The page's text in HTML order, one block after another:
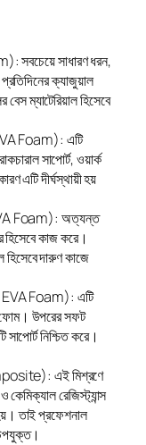
সবচেয়ে সাধারণ ধরন,
ক্যাজুয়াল
ম্যাটেরিয়াল হিসেবে
Foam): এটি
সাপোর্ট, ওয়ার্ক
এটি দীর্ঘস্থায়ী হয়
Foam): অত্যন্ত
হিসেবে কাজ করে।
হিসেবে দারুণ কাজে
Foam): এটি
ফোম। উপরের সফট
সাপোর্ট নিশ্চিত করে।
এই মিশ্রণে
কেমিক্যাল রেজিস্ট্যান্স
তাই প্রফেশনাল